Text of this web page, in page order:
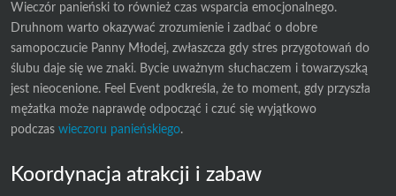
Wieczór panieński to również czas wsparcia emocjonalnego.
Druhnom warto okazywać zrozumienie i zadbać o dobre
samopoczucie Panny Młodej, zwłaszcza gdy stres przygotowań do
ślubu daje się we znaki. Bycie uważnym słuchaczem i towarzyszką
jest nieocenione. Feel Event podkreśla, że to moment, gdy przyszła
mężatka może naprawdę odpocząć i czuć się wyjątkowo
podczas wieczoru panieńskiego.
Koordynacja atrakcji i zabaw